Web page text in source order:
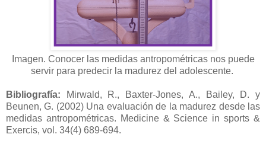
Imagen. Conocer las medidas antropométricas nos puede
servir para predecir la madurez del adolescente.
Bibliografía: Mirwald, R., Baxter-Jones, A., Bailey, D. y
Beunen, G. (2002) Una evaluación de la madurez desde las
medidas antropométricas. Medicine & Science in sports &
Exercis, vol. 34(4) 689-694.